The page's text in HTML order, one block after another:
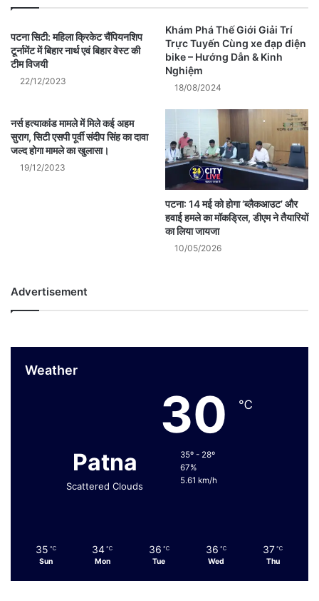
पटना सिटी: महिला क्रिकेट चैंपियनशिप
टूर्नामेंट में बिहार नार्थ एवं बिहार वेस्ट की
टीम विजयी
22/12/2023
Khám Phá Thế Giới Giải Trí
Trực Tuyến Cùng xe đạp điện
bike – Hướng Dẫn & Kinh
Nghiệm
18/08/2024
नर्स हत्याकांड मामले में मिले कई अहम
सुराग, सिटी एसपी पूर्वी संदीप सिंह का दावा
जल्द होगा मामले का खुलासा।
19/12/2023
पटना: 14 मई को होगा ‘ब्लैकआउट’ और
हवाई हमले का मॉकड्रिल, डीएम ने तैयारियों
का लिया जायजा
10/05/2026
Advertisement
Weather
Patna
Scattered Clouds
30 ℃
35º - 28º
67%
5.61 km/h
35 ℃
Sun
34 ℃
Mon
36 ℃
Tue
36 ℃
Wed
37 ℃
Thu